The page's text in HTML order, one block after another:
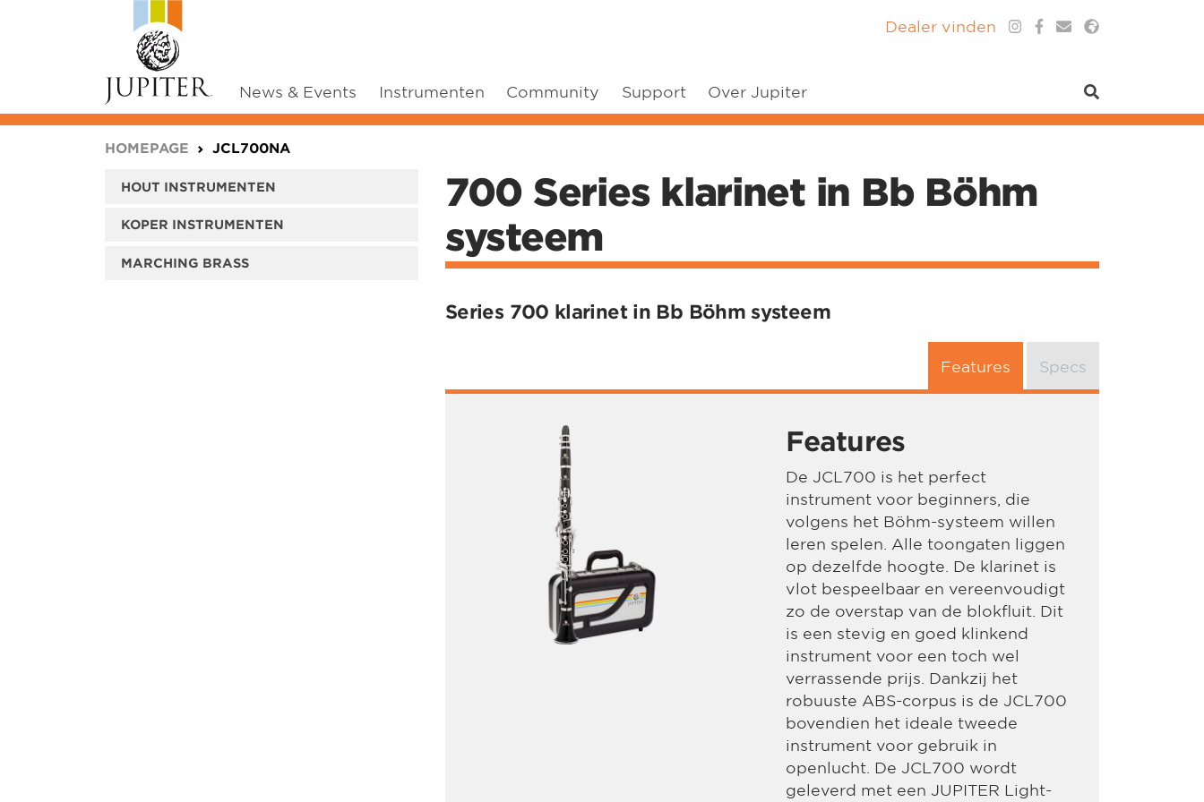
News & Events Instrumenten Community Support Over Jupiter
Dealer vinden
HOMEPAGE JCL700NA
HOUT INSTRUMENTEN
KOPER INSTRUMENTEN
MARCHING BRASS
700 Series klarinet in Bb Böhm
systeem
Series 700 klarinet in Bb Böhm systeem
Features Specs
Features
De JCL700 is het perfect
instrument voor beginners, die
volgens het Böhm-systeem willen
leren spelen. Alle toongaten liggen
op dezelfde hoogte. De klarinet is
vlot bespeelbaar en vereenvoudigt
zo de overstap van de blokfluit. Dit
is een stevig en goed klinkend
instrument voor een toch wel
verrassende prijs. Dankzij het
robuuste ABS-corpus is de JCL700
bovendien het ideale tweede
instrument voor gebruik in
openlucht. De JCL700 wordt
geleverd met een JUPITER Light-